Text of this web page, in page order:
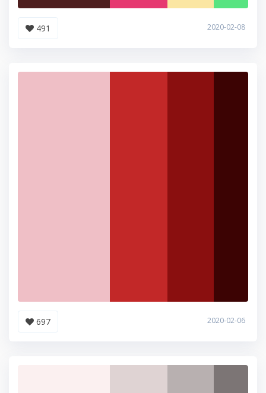
491 2020-02-08
697 2020-02-06